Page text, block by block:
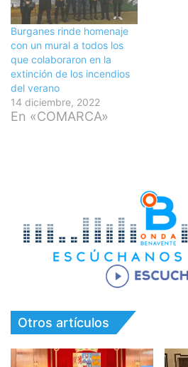
Burganes rinde homenaje
con un mural a todos los
que colaboraron en la
extinción de los incendios
del verano
14 diciembre, 2022
En «COMARCA»
Otros artículos